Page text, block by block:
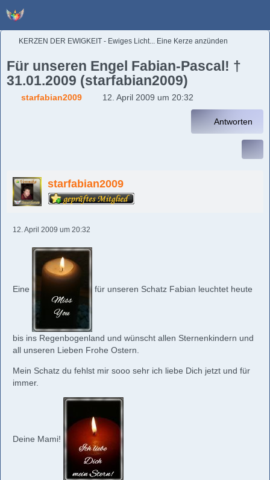
KERZEN DER EWIGKEIT - Ewiges Licht... Eine Kerze anzünden
Für unseren Engel Fabian-Pascal! †
31.01.2009 (starfabian2009)
starfabian2009 12. April 2009 um 20:32
Antworten
starfabian2009
12. April 2009 um 20:32
Eine für unseren Schatz Fabian leuchtet heute
bis ins Regenbogenland und wünscht allen Sternenkindern und
all unseren Lieben Frohe Ostern.
Mein Schatz du fehlst mir sooo sehr ich liebe Dich jetzt und für
immer.
Deine Mami!